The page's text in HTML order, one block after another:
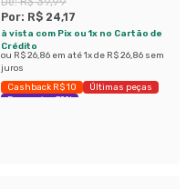
Por: R$ 24,17
à vista com Pix ou 1x no Cartão de
Crédito
ou R$ 26,86 em até1x de R$ 26,86 sem
juros
Cashback R$ 10
Últimas peças
Economize 39%